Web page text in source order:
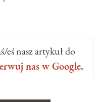
eś nasz artykuł do
nas w Google.